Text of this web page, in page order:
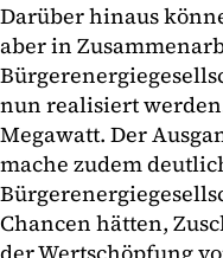
Darüber hinaus
aber in
nun realisiert
Megawatt. Der
mache zudem
Chancen hätten,